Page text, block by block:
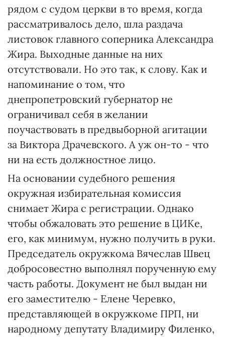
рядом с судом церкви в то время, когда
рассматривалось дело, шла раздача
листовок главного соперника Александра
Жира. Выходные данные на них
отсутствовали. Но это так, к слову. Как и
напоминание о том, что
днепропетровский губернатор не
ограничивал себя в желании
поучаствовать в предвыборной агитации
за Виктора Драчевского. А уж он-то - что
ни на есть должностное лицо.
На основании судебного решения
окружная избирательная комиссия
снимает Жира с регистрации. Однако
чтобы обжаловать это решение в ЦИКе,
его, как минимум, нужно получить в руки.
Председатель окружкома Вячеслав Швец
добросовестно выполнял порученную ему
часть работы. Документ не был выдан ни
его заместителю - Елене Черевко,
представляющей в окружкоме ПРП, ни
народному депутату Владимиру Филенко,